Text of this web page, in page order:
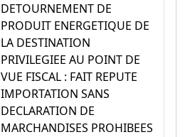
DETOURNEMENT DE
PRODUIT ENERGETIQUE DE
LA DESTINATION
PRIVILEGIEE AU POINT DE
VUE FISCAL : FAIT REPUTE
IMPORTATION SANS
DECLARATION DE
MARCHANDISES PROHIBEES